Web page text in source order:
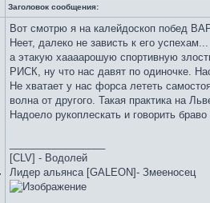
Заголовок сообщения:
Вот смотрю я на калейдоскоп побед
Неет, далеко не зависть к его успехам...
а этакую хаааарошую спортивную
РИСК, ну что нас давят по одиночке.
Не хватает у нас форса лететь
волна от другого. Такая практика на
Надоело рукоплескать и говорить
[CLV] - Водолей
Лидер альянса [GALEON]- Змееносец